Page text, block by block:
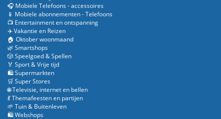
🎧 Mobiele Telefoons - accessoires
📱 Mobiele abonnementen - Telefoons
📺 Entertainment en ontspanning
✈️ Vakantie en Reizen
🏠 Oktober woonmaand
🌿 Smartshops
🎲 Speelgoed & Spellen
🏅 Sport & Vrije tijd
🛍️ Supermarkten
🛒 Super Stores
🌐 Televisie, internet en bellen
💃 Themafeesten en partijen
🌱 Tuin & Buitenleven
🛍️ Webshops